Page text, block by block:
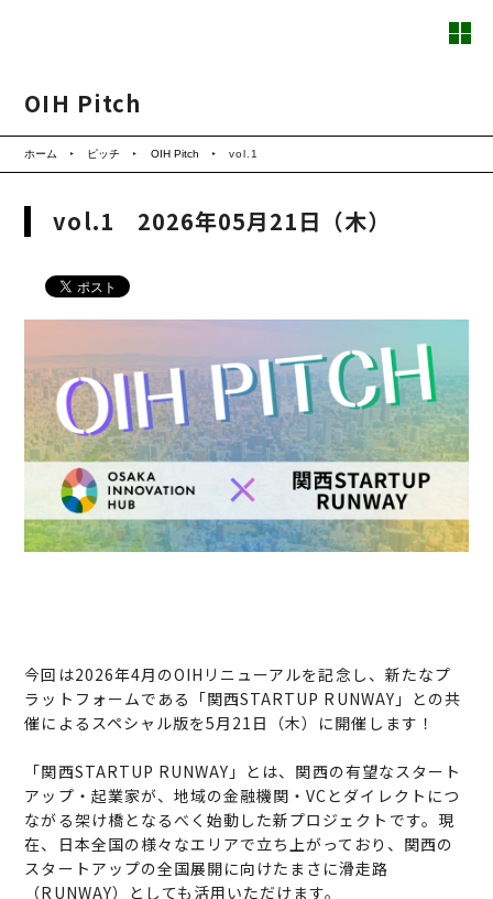
OIH Pitch
ホーム ピッチ OIH Pitch vol.1
vol.1 2026年05月21日（木）
今回は2026年4月のOIHリニューアルを記念し、新たなプ
ラットフォームである「関西STARTUP RUNWAY」との共
催によるスペシャル版を5月21日（木）に開催します！
「関西STARTUP RUNWAY」とは、関西の有望なスタート
アップ・起業家が、地域の金融機関・VCとダイレクトにつ
ながる架け橋となるべく始動した新プロジェクトです。現
在、日本全国の様々なエリアで立ち上がっており、関西の
スタートアップの全国展開に向けたまさに滑走路
（RUNWAY）としても活用いただけます。